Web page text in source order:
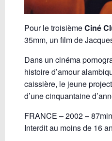
Pour le troisièmeCiné
35mm, un film de
Dans un cinéma
histoire d’amour
caissière, le jeune
d’une cinquantaine
FRANCE – 2002 – 87min
Interdit au moins de 16